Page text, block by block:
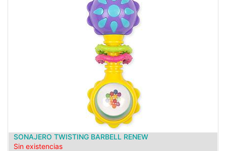
SONAJERO TWISTING BARBELL RENEW
Sin existencias